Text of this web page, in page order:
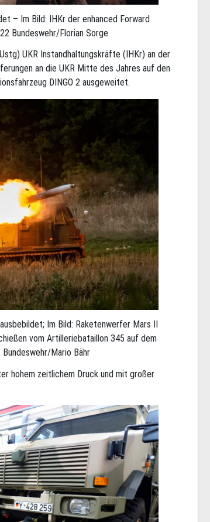
– Im Bild: IHKr der enhanced Forward
Bundeswehr/Florian Sorge
UKR Instandhaltungskräfte (IHKr) an der
an die UKR Mitte des Jahres auf den
DINGO 2 ausgeweitet.
Im Bild: Raketenwerfer Mars II
vom Artilleriebataillon 345 auf dem
Mario Bähr
hohem zeitlichem Druck und mit großer